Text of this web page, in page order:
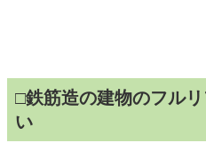
□鉄筋造の建物のフル
い